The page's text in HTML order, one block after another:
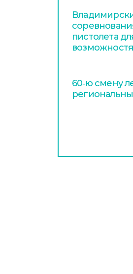
пистолета
60‑ю смену